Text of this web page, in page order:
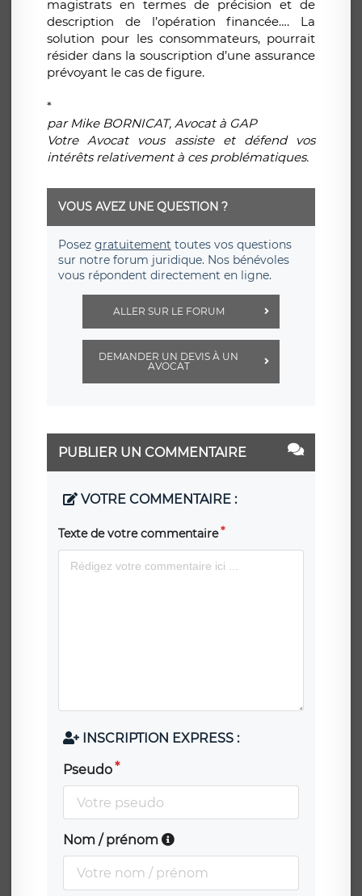
magistrats en termes de précision et de
description de l’opération financée…. La
solution pour les consommateurs, pourrait
résider dans la souscription d’une assurance
prévoyant le cas de figure.
*
par Mike BORNICAT, Avocat à GAP
Votre Avocat vous assiste et défend vos
intérêts relativement à ces problématiques.
VOUS AVEZ UNE QUESTION ?
Posez gratuitement toutes vos questions
sur notre forum juridique. Nos bénévoles
vous répondent directement en ligne.
ALLER SUR LE FORUM
DEMANDER UN DEVIS À UN
AVOCAT
PUBLIER UN COMMENTAIRE
VOTRE COMMENTAIRE :
Texte de votre commentaire
INSCRIPTION EXPRESS :
Pseudo
Nom / prénom